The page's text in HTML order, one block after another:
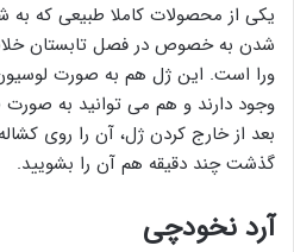
یکی از محصولات کاملا طبیعی که
شدن به خصوص در فصل تابستان
ورا است. این ژل هم به صورت
وجود دارند و هم می توانید به صورت
بعد از خارج کردن ژل، آن را روی
گذشت چند دقیقه هم آن را بشویید.
آرد نخودچی